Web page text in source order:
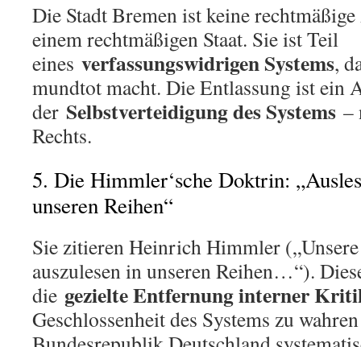
Die Stadt Bremen ist keine
einem rechtmäßigen Staat. Sie ist Teil
eines verfassungswidrigen Systems,
mundtot macht. Die Entlassung ist ein
der Selbstverteidigung des Systems –
Rechts.
5. Die Himmler‘sche Doktrin:
unseren Reihen“
Sie zitieren Heinrich Himmler
auszulesen in unseren Reihen…“).
die gezielte Entfernung interner
Geschlossenheit des Systems zu